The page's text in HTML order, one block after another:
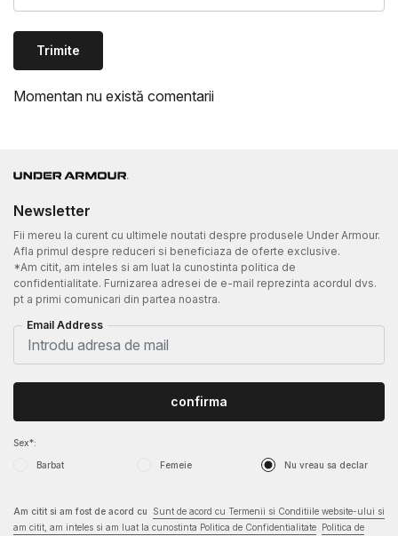
Trimite
Momentan nu există comentarii
Newsletter
Fii mereu la curent cu ultimele noutati despre produsele Under Armour.
Afla primul despre reduceri si beneficiaza de oferte exclusive.
*Am citit, am inteles si am luat la cunostinta politica de
confidentialitate. Furnizarea adresei de e-mail reprezinta acordul dvs.
pt a primi comunicari din partea noastra.
Email Address
Sex*:
Barbat Femeie Nu vreau sa declar
confirma
Am citit si am fost de acord cu
Sunt de acord cu Termenii si Conditiile website-ului si
am citit, am inteles si am luat la cunostinta Politica de Confidentialitate
Politica de